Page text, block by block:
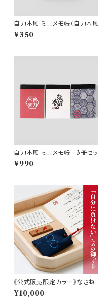
自力本願 ミニメモ帳（自力本願
¥350
自力本願 ミニメモ帳 3冊セッ
¥990
《公式販売限定カラー》なさね
成らぬ御守り（赤）
¥10,000